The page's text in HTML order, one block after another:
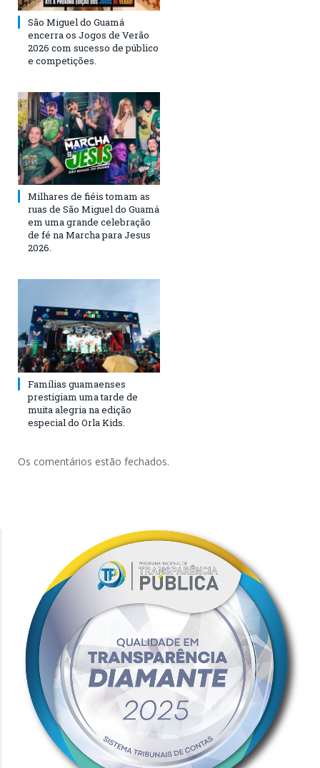
São Miguel do Guamá
encerra os Jogos de Verão
2026 com sucesso de público
e competições.
Milhares de fiéis tomam as
ruas de São Miguel do Guamá
em uma grande celebração
de fé na Marcha para Jesus
2026.
Famílias guamaenses
prestigiam uma tarde de
muita alegria na edição
especial do Orla Kids.
Os comentários estão fechados.